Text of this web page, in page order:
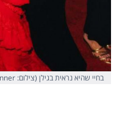
בחיי שהיא נראית בגילן (צילום: krisjenner אינסטגרם)